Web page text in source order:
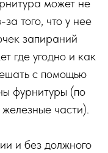
может не
того, что у нее
запираний
где угодно и как
с помощью
фурнитуры (по
части).
и без должного